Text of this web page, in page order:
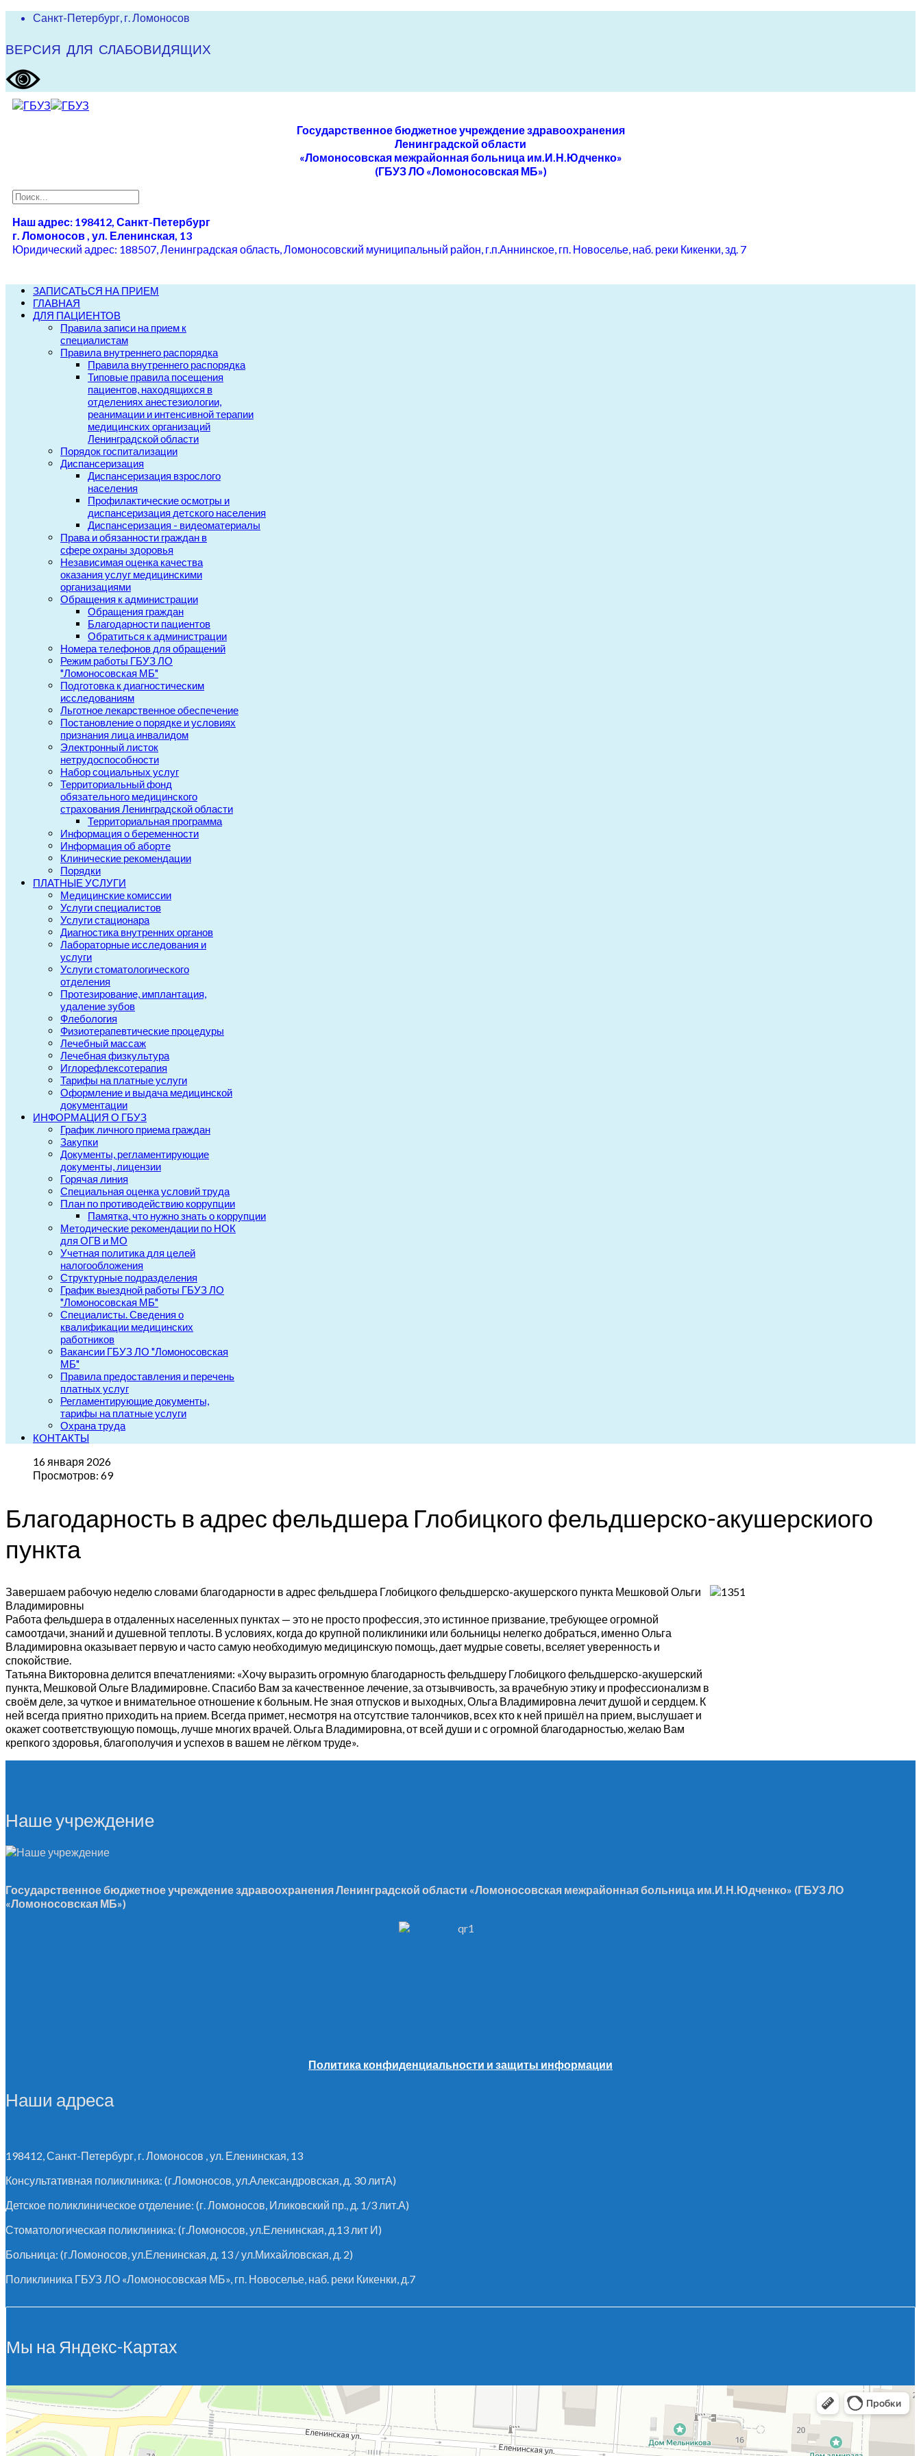
Санкт-Петербург, г. Ломоносов
ВЕРСИЯ ДЛЯ СЛАБОВИДЯЩИХ
Государственное бюджетное учреждение здравоохранения
Ленинградской области
«Ломоносовская межрайонная больница им.И.Н.Юдченко»
(ГБУЗ ЛО «Ломоносовская МБ»)
Наш адрес: 198412, Санкт-Петербург
г. Ломоносов , ул. Еленинская, 13
Юридический адрес: 188507, Ленинградская область, Ломоносовский муниципальный район, г.п.Аннинское, гп. Новоселье, наб. реки Кикенки, зд. 7
ЗАПИСАТЬСЯ НА ПРИЕМ
ГЛАВНАЯ
ДЛЯ ПАЦИЕНТОВ
Правила записи на прием к
специалистам
Правила внутреннего распорядка
Правила внутреннего распорядка
Типовые правила посещения
пациентов, находящихся в
отделениях анестезиологии,
реанимации и интенсивной терапии
медицинских организаций
Ленинградской области
Порядок госпитализации
Диспансеризация
Диспансеризация взрослого
населения
Профилактические осмотры и
диспансеризация детского населения
Диспансеризация - видеоматериалы
Права и обязанности граждан в
сфере охраны здоровья
Независимая оценка качества
оказания услуг медицинскими
организациями
Обращения к администрации
Обращения граждан
Благодарности пациентов
Обратиться к администрации
Номера телефонов для обращений
Режим работы ГБУЗ ЛО
"Ломоносовская МБ"
Подготовка к диагностическим
исследованиям
Льготное лекарственное обеспечение
Постановление о порядке и условиях
признания лица инвалидом
Электронный листок
нетрудоспособности
Набор социальных услуг
Территориальный фонд
обязательного медицинского
страхования Ленинградской области
Территориальная программа
Информация о беременности
Информация об аборте
Клинические рекомендации
Порядки
ПЛАТНЫЕ УСЛУГИ
Медицинские комиссии
Услуги специалистов
Услуги стационара
Диагностика внутренних органов
Лабораторные исследования и
услуги
Услуги стоматологического
отделения
Протезирование, имплантация,
удаление зубов
Флебология
Физиотерапевтические процедуры
Лечебный массаж
Лечебная физкультура
Иглорефлексотерапия
Тарифы на платные услуги
Оформление и выдача медицинской
документации
ИНФОРМАЦИЯ О ГБУЗ
График личного приема граждан
Закупки
Документы, регламентирующие
документы, лицензии
Горячая линия
Специальная оценка условий труда
План по противодействию коррупции
Памятка, что нужно знать о коррупции
Методические рекомендации по НОК
для ОГВ и МО
Учетная политика для целей
налогообложения
Структурные подразделения
График выездной работы ГБУЗ ЛО
"Ломоносовская МБ"
Специалисты. Сведения о
квалификации медицинских
работников
Вакансии ГБУЗ ЛО "Ломоносовская
МБ"
Правила предоставления и перечень
платных услуг
Регламентирующие документы,
тарифы на платные услуги
Охрана труда
КОНТАКТЫ
16 января 2026
Просмотров: 69
Благодарность в адрес фельдшера Глобицкого фельдшерско-акушерскиого
пункта
Завершаем рабочую неделю словами благодарности в адрес фельдшера Глобицкого фельдшерско-акушерского пункта Мешковой Ольги
Владимировны
Работа фельдшера в отдаленных населенных пунктах — это не просто профессия, это истинное призвание, требующее огромной
самоотдачи, знаний и душевной теплоты. В условиях, когда до крупной поликлиники или больницы нелегко добраться, именно Ольга
Владимировна оказывает первую и часто самую необходимую медицинскую помощь, дает мудрые советы, вселяет уверенность и
спокойствие.
Татьяна Викторовна делится впечатлениями: «Хочу выразить огромную благодарность фельдшеру Глобицкого фельдшерско-акушерский
пункта, Мешковой Ольге Владимировне. Спасибо Вам за качественное лечение, за отзывчивость, за врачебную этику и профессионализм в
своём деле, за чуткое и внимательное отношение к больным. Не зная отпусков и выходных, Ольга Владимировна лечит душой и сердцем. К
ней всегда приятно приходить на прием. Всегда примет, несмотря на отсутствие талончиков, всех кто к ней пришёл на прием, выслушает и
окажет соответствующую помощь, лучше многих врачей. Ольга Владимировна, от всей души и с огромной благодарностью, желаю Вам
крепкого здоровья, благополучия и успехов в вашем не лёгком труде».
Наше учреждение
Государственное бюджетное учреждение здравоохранения Ленинградской области «Ломоносовская межрайонная больница им.И.Н.Юдченко» (ГБУЗ ЛО
«Ломоносовская МБ»)
Политика конфиденциальности и защиты информации
Наши адреса
198412, Санкт-Петербург, г. Ломоносов , ул. Еленинская, 13
Консультативная поликлиника: (г.Ломоносов, ул.Александровская, д. 30 литА)
Детское поликлиническое отделение: (г. Ломоносов, Иликовский пр., д. 1/3 лит.А)
Стоматологическая поликлиника: (г.Ломоносов, ул.Еленинская, д.13 лит И)
Больница: (г.Ломоносов, ул.Еленинская, д. 13 / ул.Михайловская, д. 2)
Поликлиника ГБУЗ ЛО «Ломоносовская МБ», гп. Новоселье, наб. реки Кикенки, д.7
Мы на Яндекс-Картах